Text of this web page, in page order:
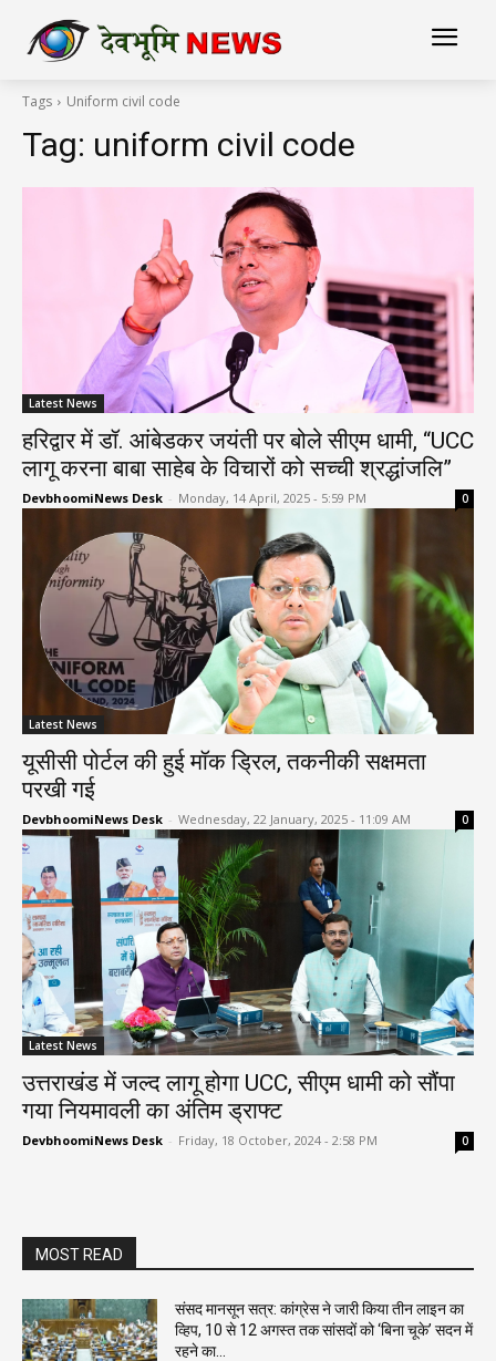
Tags Uniform civil code
Tag: uniform civil code
Latest News
हरिद्वार में डॉ. आंबेडकर जयंती पर बोले सीएम धामी, “UCC
लागू करना बाबा साहेब के विचारों को सच्ची श्रद्धांजलि”
DevbhoomiNews Desk - Monday, 14 April, 2025 - 5:59 PM 0
Latest News
यूसीसी पोर्टल की हुई मॉक ड्रिल, तकनीकी सक्षमता
परखी गई
DevbhoomiNews Desk - Wednesday, 22 January, 2025 - 11:09 AM 0
Latest News
उत्तराखंड में जल्द लागू होगा UCC, सीएम धामी को सौंपा
गया नियमावली का अंतिम ड्राफ्ट
DevbhoomiNews Desk - Friday, 18 October, 2024 - 2:58 PM 0
MOST READ
संसद मानसून सत्र: कांग्रेस ने जारी किया तीन लाइन का
व्हिप, 10 से 12 अगस्त तक सांसदों को ‘बिना चूके’ सदन में
रहने का...